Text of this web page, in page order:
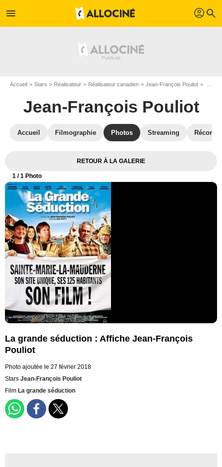
menu profil search
Accueil Stars Réalisateur Réalisateur canadien Jean-François Pouliot
Jean-François Pouliot
Accueil Filmographie Photos Streaming
RETOUR À LA GALERIE
1 / 1 Photo
La grande séduction : Affiche Jean-François
Pouliot
Photo ajoutée le 27 février 2018
Stars Jean-François Pouliot
Film La grande séduction